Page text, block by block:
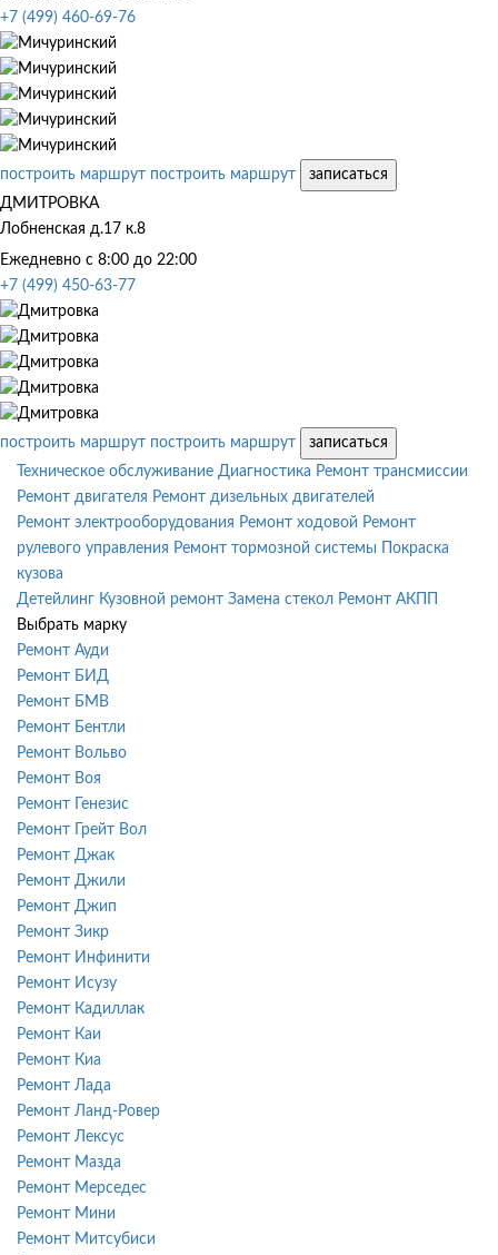
+7 (499) 460-69-76
построить маршрут построить маршрут
записаться
ДМИТРОВКА
Лобненская д.17 к.8
Ежедневно с 8:00 до 22:00
+7 (499) 450-63-77
построить маршрут построить маршрут
записаться
Техническое обслуживание Диагностика Ремонт трансмиссии
Ремонт двигателя Ремонт дизельных двигателей
Ремонт электрооборудования Ремонт ходовой Ремонт
рулевого управления Ремонт тормозной системы
Покраска
кузова
Детейлинг Кузовной ремонт Замена стекол Ремонт АКПП
Выбрать марку
Ремонт Ауди
Ремонт БИД
Ремонт БМВ
Ремонт Бентли
Ремонт Вольво
Ремонт Воя
Ремонт Генезис
Ремонт Грейт Вол
Ремонт Джак
Ремонт Джили
Ремонт Джип
Ремонт Зикр
Ремонт Инфинити
Ремонт Исузу
Ремонт Кадиллак
Ремонт Каи
Ремонт Киа
Ремонт Лада
Ремонт Ланд-Ровер
Ремонт Лексус
Ремонт Мазда
Ремонт Мерседес
Ремонт Мини
Ремонт Митсубиси